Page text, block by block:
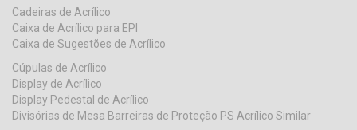
Cadeiras de Acrílico
Caixa de Acrílico para EPI
Caixa de Sugestões de Acrílico
Cúpulas de Acrílico
Display de Acrílico
Display Pedestal de Acrílico
Divisórias de Mesa Barreiras de Proteção PS Acrílico Similar